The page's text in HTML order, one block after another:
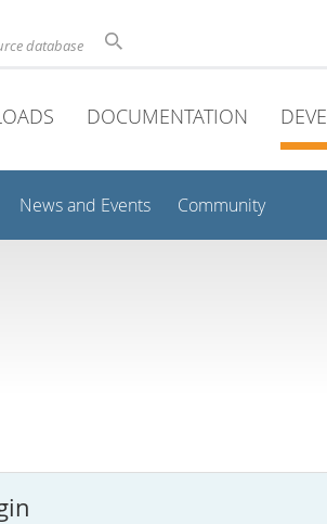
database
DOCUMENTATION
News and Events Community